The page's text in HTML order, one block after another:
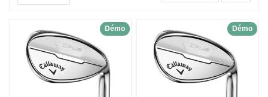
Démo Démo